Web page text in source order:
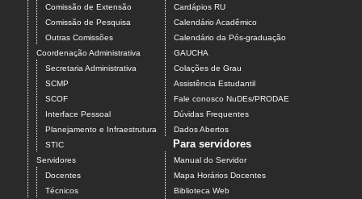
Comissão de Extensão
Comissão de Pesquisa
Outras Comissões
Coordenação Administrativa
Secretaria Administrativa
SCMP
SCOF
Interface Pessoal
Planejamento e Infraestrutura
STIC
Servidores
Docentes
Técnicos
Cardápios RU
Calendário Acadêmico
Calendário da Pós-graduação
GAUCHA
Colações de Grau
Assistência Estudantil
Fale conosco NuDEs/PRODAE
Dúvidas Frequentes
Dados Abertos
Para servidores
Manual do Servidor
Mapa Horários Docentes
Biblioteca Web